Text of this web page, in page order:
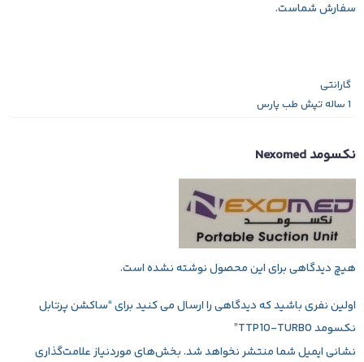
سفارش شماست.
گارانتی
1 ساله تپش طب پارس
نکسومد Nexomed
هیچ دیدگاهی برای این محصول نوشته نشده است.
اولین نفری باشید که دیدگاهی را ارسال می کنید برای “ساکشن پرتابل
نکسومد TTP10-TURBO”
نشانی ایمیل شما منتشر نخواهد شد.بخش‌های موردنیاز علامت‌گذاری